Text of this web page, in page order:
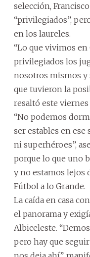
selección,
“privilegiados”,
en los laureles.
“Lo que vivimos en
privilegiados los
nosotros mismos
que tuvieron la
resaltó este
“No podemos
ser estables en
ni superhéroes”,
porque lo que uno
y no estamos lejos
Fútbol a lo Grande.
La caída en casa
el panorama y
Albiceleste.
pero hay que